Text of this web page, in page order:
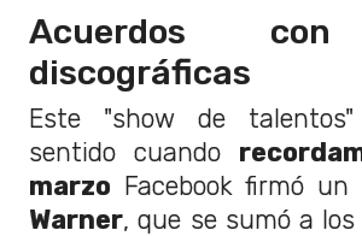
Acuerdos
discográficas
Este "show de
sentido cuando
marzo Facebook firmó un
Warner, que se sumó a